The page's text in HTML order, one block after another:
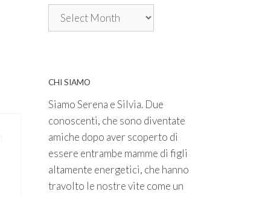
Archivio
CHI SIAMO
Siamo Serena e Silvia. Due
conoscenti, che sono diventate
amiche dopo aver scoperto di
essere entrambe mamme di figli
altamente energetici, che hanno
travolto le nostre vite come un